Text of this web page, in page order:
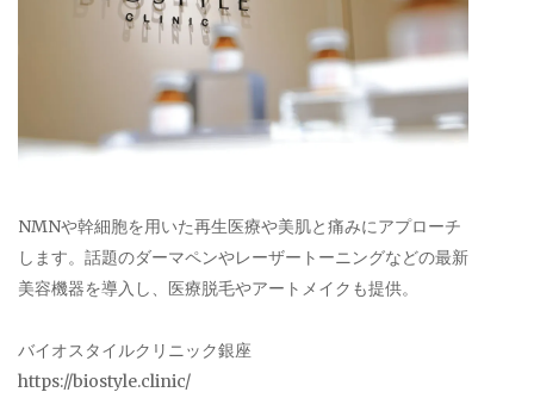
NMNや幹細胞を用いた再生医療や美肌と痛みにアプローチ
します。話題のダーマペンやレーザートーニングなどの最新
美容機器を導入し、医療脱毛やアートメイクも提供。
バイオスタイルクリニック銀座
https://biostyle.clinic/